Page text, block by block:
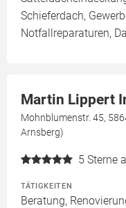
Schieferdach,
Notfallreparaturen,
Martin Lippert
Mohnblumenstr. 45,
Arnsberg)
5 Sterne
TÄTIGKEITEN
Beratung,